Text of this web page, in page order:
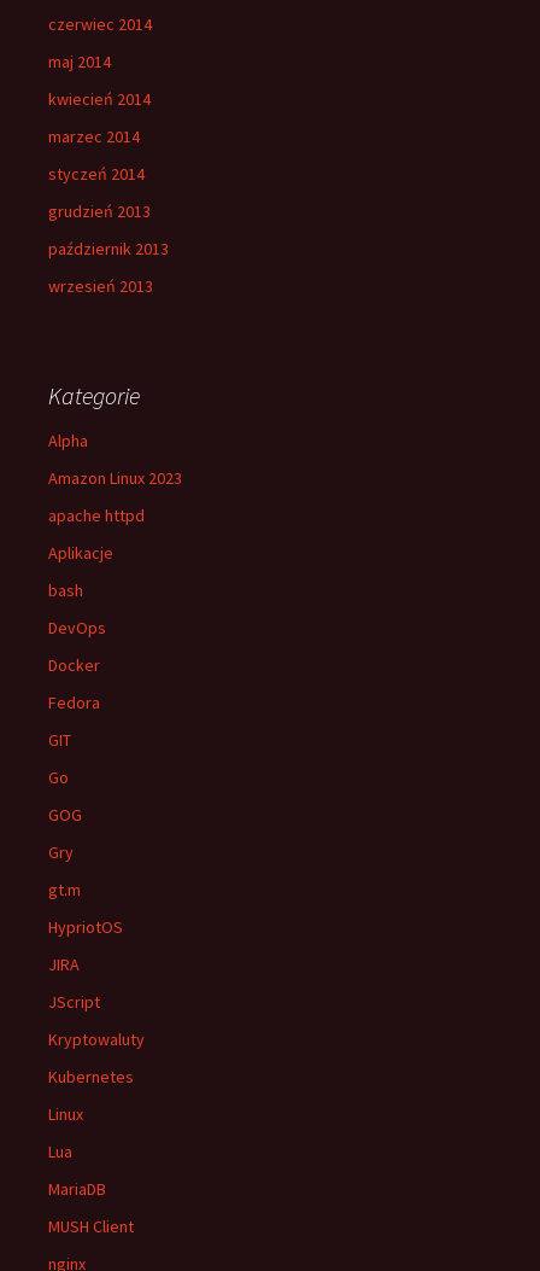
czerwiec 2014
maj 2014
kwiecień 2014
marzec 2014
styczeń 2014
grudzień 2013
październik 2013
wrzesień 2013
Kategorie
Alpha
Amazon Linux 2023
apache httpd
Aplikacje
bash
DevOps
Docker
Fedora
GIT
Go
GOG
Gry
gt.m
HypriotOS
JIRA
JScript
Kryptowaluty
Kubernetes
Linux
Lua
MariaDB
MUSH Client
nginx